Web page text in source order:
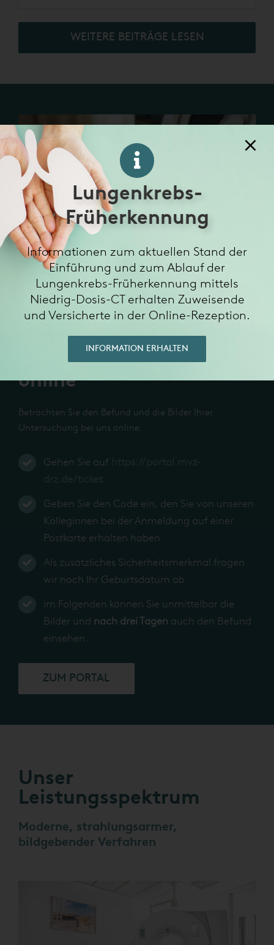
WEITERE BEITRÄGE LESEN
Befunde und Bilder
online
Betrachten Sie den Befund und die Bilder Ihrer
Untersuchung bei uns online:
Gehen Sie auf
Geben Sie den Code ein, den Sie von unseren
Kolleginnen bei der Anmeldung auf einer
Postkarte erhalten haben
Als zusätzliches Sicherheitsmerkmal fragen
wir noch Ihr Geburtsdatum ab
im Folgenden können Sie unmittelbar die
Bilder und nach drei Tagen auch den Befund
einsehen.
ZUM PORTAL
Unser
Leistungsspektrum
Moderne, strahlungsarmer,
bildgebender Verfahren
Lungenkrebs-
Früherkennung
Informationen zum aktuellen Stand der
Einführung und zum Ablauf der
Lungenkrebs-Früherkennung mittels
Niedrig-Dosis-CT erhalten Zuweisende
und Versicherte in der Online-Rezeption.
INFORMATION ERHALTEN